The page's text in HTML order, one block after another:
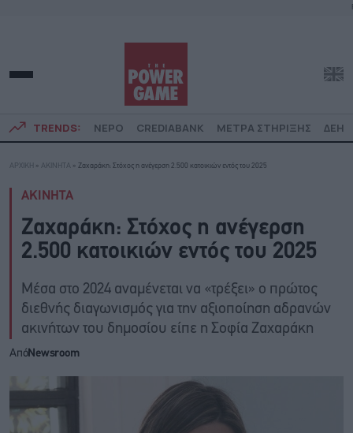
TRENDS: ΝΕΡΟ CREDIABANK ΜΕΤΡΑ ΣΤΗΡΙΞΗΣ ΔΕΗ
ΑΡΧΙΚΗ » ΑΚΙΝΗΤΑ » Ζαχαράκη: Στόχος η ανέγερση 2.500 κατοικιών εντός του 2025
ΑΚΙΝΗΤΑ
Ζαχαράκη: Στόχος η ανέγερση
2.500 κατοικιών εντός του 2025
Μέσα στο 2024 αναμένεται να «τρέξει» ο πρώτος
διεθνής διαγωνισμός για την αξιοποίηση αδρανών
ακινήτων του δημοσίου είπε η Σοφία Ζαχαράκη
ΑπόNewsroom